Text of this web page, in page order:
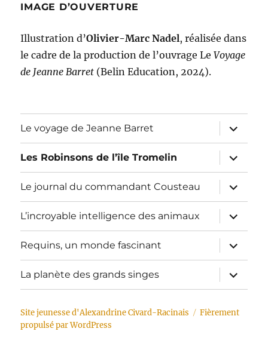
IMAGE D’OUVERTURE
Illustration d’Olivier-Marc Nadel, réalisée dans
le cadre de la production de l’ouvrage LeVoyage
de Jeanne Barret (Belin Education, 2024).
Le voyage de Jeanne Barret
ouvrir
le
sous-
menu
Les Robinsons de l’île Tromelin
ouvrir
le
sous-
menu
Le journal du commandant Cousteau
ouvrir
le
sous-
menu
L’incroyable intelligence des animaux
ouvrir
le
sous-
menu
Requins, un monde fascinant
ouvrir
le
sous-
menu
La planète des grands singes
ouvrir
le
sous-
Site jeunesse d'Alexandrine Civard-Racinais
Fièrement
propulsé par WordPress